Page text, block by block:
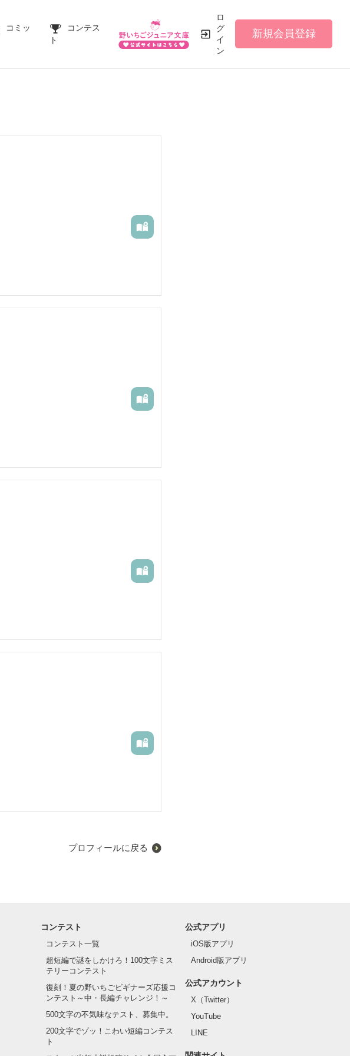
コミッ
コンテス
ト
ロ
グ
イ
ン
新規会員登録
プロフィールに戻る
コンテスト
コンテスト一覧
超短編で謎をしかけろ！100文字ミス
テリーコンテスト
復刻！夏の野いちごビギナーズ応援コ
ンテスト～中・長編チャレンジ！～
500文字の不気味なテスト、募集中。
200文字でゾッ！こわい短編コンテス
ト
公式アプリ
iOS版アプリ
Android版アプリ
公式アカウント
X（Twitter）
YouTube
LINE